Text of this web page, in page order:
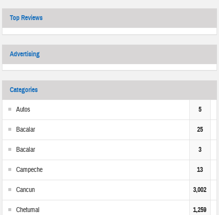
Top Reviews
Advertising
Categories
Autos 5
Bacalar 25
Bacalar 3
Campeche 13
Cancun 3,002
Chetumal 1,259